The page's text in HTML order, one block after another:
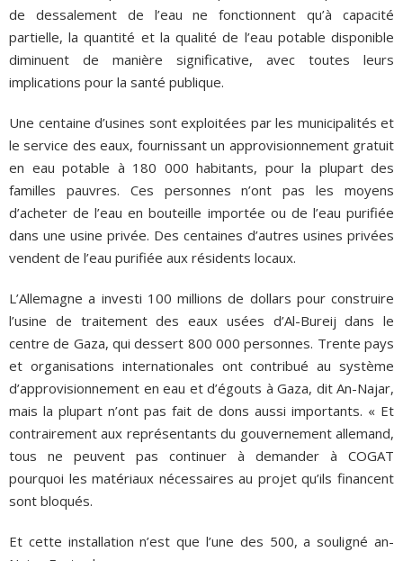
de dessalement de l’eau ne fonctionnent qu’à capacité
partielle, la quantité et la qualité de l’eau potable disponible
diminuent de manière significative, avec toutes leurs
implications pour la santé publique.
Une centaine d’usines sont exploitées par les municipalités et
le service des eaux, fournissant un approvisionnement gratuit
en eau potable à 180 000 habitants, pour la plupart des
familles pauvres. Ces personnes n’ont pas les moyens
d’acheter de l’eau en bouteille importée ou de l’eau purifiée
dans une usine privée. Des centaines d’autres usines privées
vendent de l’eau purifiée aux résidents locaux.
L’Allemagne a investi 100 millions de dollars pour construire
l’usine de traitement des eaux usées d’Al-Bureij dans le
centre de Gaza, qui dessert 800 000 personnes. Trente pays
et organisations internationales ont contribué au système
d’approvisionnement en eau et d’égouts à Gaza, dit An-Najar,
mais la plupart n’ont pas fait de dons aussi importants. « Et
contrairement aux représentants du gouvernement allemand,
tous ne peuvent pas continuer à demander à COGAT
pourquoi les matériaux nécessaires au projet qu’ils financent
sont bloqués.
Et cette installation n’est que l’une des 500, a souligné an-